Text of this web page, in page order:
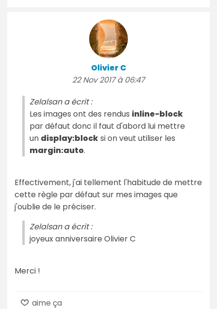
Olivier C
22 Nov 2017 à 06:47
Zelalsan a écrit :
Les images ont des rendus inline-block
par défaut donc il faut d'abord lui mettre
un display:blocksi on veut utiliser les
margin:auto.
Effectivement, j'ai tellement l'habitude de mettre
cette règle par défaut sur mes images que
j'oublie de le préciser.
Zelalsan a écrit :
joyeux anniversaire Olivier C
Merci !
aime ça